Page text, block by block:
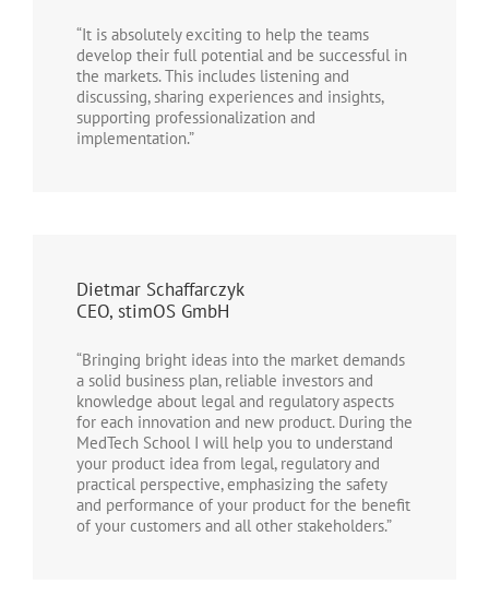
“It is absolutely exciting to help the teams
develop their full potential and be successful in
the markets. This includes listening and
discussing, sharing experiences and insights,
supporting professionalization and
implementation.”
Dietmar Schaffarczyk
CEO, stimOS GmbH
“Bringing bright ideas into the market demands
a solid business plan, reliable investors and
knowledge about legal and regulatory aspects
for each innovation and new product. During the
MedTech School I will help you to understand
your product idea from legal, regulatory and
practical perspective, emphasizing the safety
and performance of your product for the benefit
of your customers and all other stakeholders.”